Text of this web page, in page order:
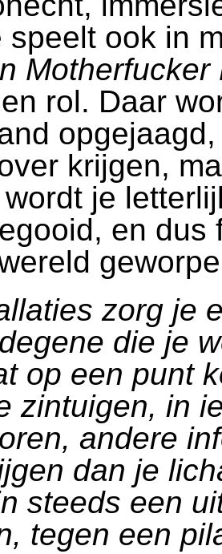
speelt ook in
Motherfucker
rol. Daar
krijgen,
je
en dus
zorg je
die je
op een punt
zintuigen, in
andere
dan je
steeds een
tegen een